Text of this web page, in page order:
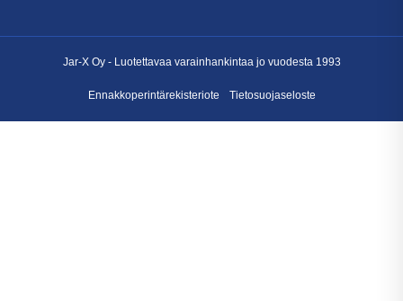
Jar-X Oy - Luotettavaa varainhankintaajo vuodesta 1993
Ennakkoperintärekisteriote Tietosuojaseloste